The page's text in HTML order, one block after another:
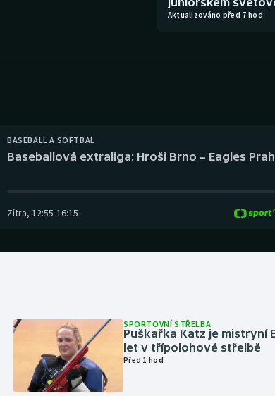
Ostatní
Aktualizováno před 7 hod
BASEBALL A SOFTBAL
Baseballová extraliga: Hroši Brno – Eagles
Zítra, 12:55-16:15
SPORTOVNÍ STŘELBA
Puškařka Katz je mistryní
let v třípolohové střelbě
Před 1 hod